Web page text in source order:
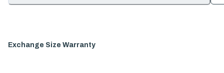
Exchange Size Warranty